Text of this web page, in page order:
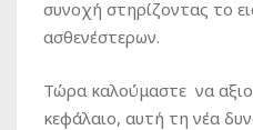
συνοχή στηρίζοντας το
ασθενέστερων.
Τώρα καλούμαστε να
κεφάλαιο, αυτή τη νέα